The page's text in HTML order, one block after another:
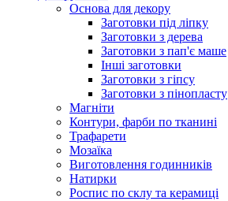
Основа для декору
Заготовки під ліпку
Заготовки з дерева
Заготовки з пап'є маше
Інші заготовки
Заготовки з гіпсу
Заготовки з пінопласту
Магніти
Контури, фарби по тканині
Трафарети
Мозаїка
Виготовлення годинників
Натирки
Роспис по склу та керамиці